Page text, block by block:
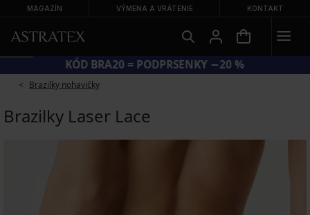
MAGAZÍN VÝMENA A VRÁTENIE KONTAKT
KÓD BRA20 = PODPRSENKY −20 %
Brazilky nohavičky
Brazilky Laser Lace